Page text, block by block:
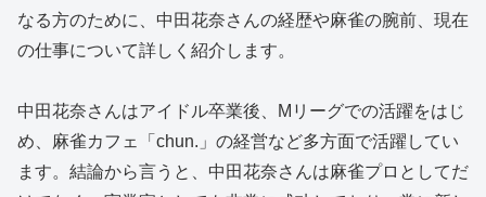
なる方のために、中田花奈さんの経歴や麻雀の腕前、現在
の仕事について詳しく紹介します。
中田花奈さんはアイドル卒業後、Mリーグでの活躍をはじ
め、麻雀カフェ「chun.」の経営など多方面で活躍してい
ます。結論から言うと、中田花奈さんは麻雀プロとしてだ